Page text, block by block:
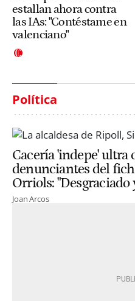
estallan ahora contra
las IAs: "Contéstame en
valenciano"
Política
Cacería 'indepe' ultra
denunciantes del
Orriols: "Desgraciado
Joan Arcos